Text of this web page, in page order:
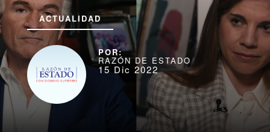
ACTUALIDAD
RAZÓN DE ESTADO
15 Dic 2022